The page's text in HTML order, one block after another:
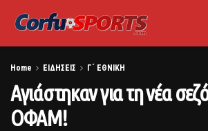
Home ΕΙΔΗΣΕΙΣ Γ΄ ΕΘΝΙΚΗ
Αγιάστηκαν για τη νέα
ΟΦΑΜ!